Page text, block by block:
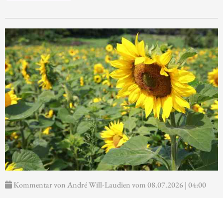
Kommentar von André Will-Laudien vom 08.07.2026 | 04:00